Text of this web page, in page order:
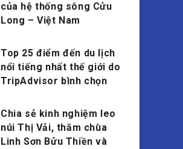
của hệ thống sông Cửu
Long – Việt Nam
Top 25 điểm đến du lịch
nổi tiếng nhất thế giới do
TripAdvisor bình chọn
Chia sẻ kinh nghiệm leo
núi Thị Vải, thăm chùa
Linh Sơn Bửu Thiền và